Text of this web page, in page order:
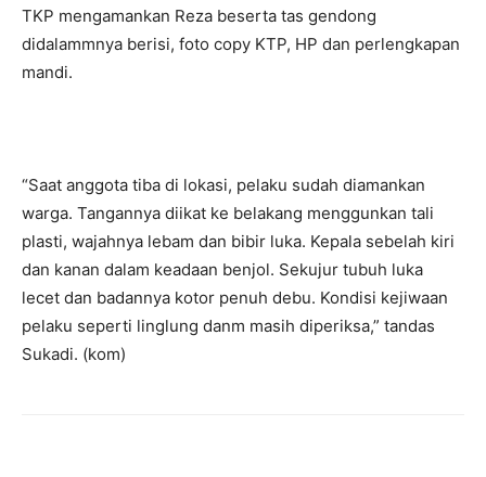
TKP mengamankan Reza beserta tas gendong
didalammnya berisi, foto copy KTP, HP dan perlengkapan
mandi.
“Saat anggota tiba di lokasi, pelaku sudah diamankan
warga. Tangannya diikat ke belakang menggunkan tali
plasti, wajahnya lebam dan bibir luka. Kepala sebelah kiri
dan kanan dalam keadaan benjol. Sekujur tubuh luka
lecet dan badannya kotor penuh debu. Kondisi kejiwaan
pelaku seperti linglung danm masih diperiksa,” tandas
Sukadi. (kom)